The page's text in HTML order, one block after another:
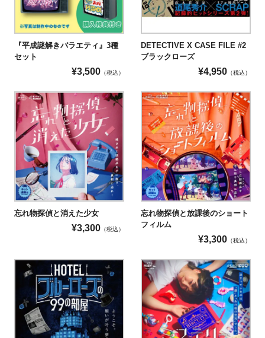
『平成謎解きバラエティ』3種
セット
¥3,500 （税込）
DETECTIVE X CASE FILE #2
ブラックローズ
¥4,950 （税込）
忘れ物探偵と消えた少女
¥3,300 （税込）
忘れ物探偵と放課後のショート
フィルム
¥3,300 （税込）